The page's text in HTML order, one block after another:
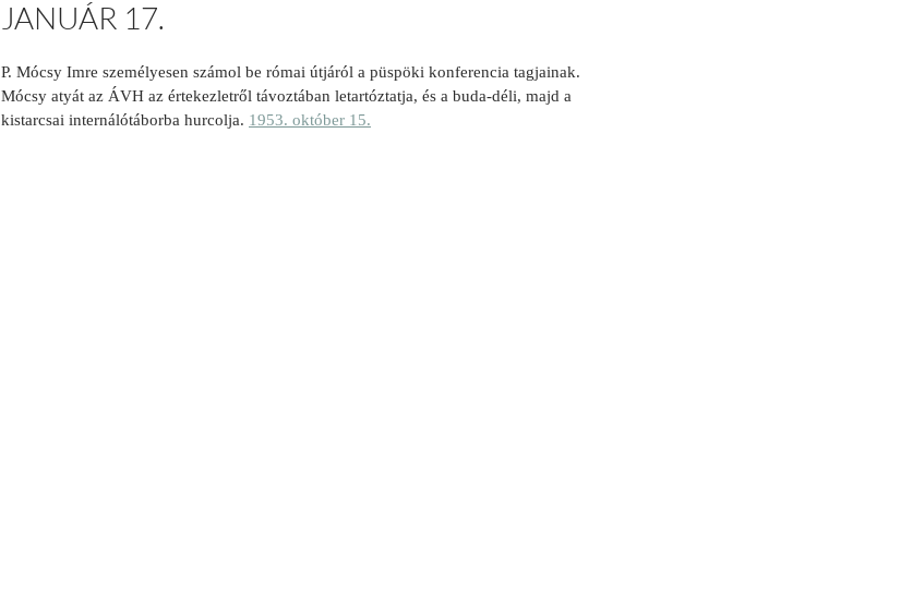
JANUÁR 17.
P. Mócsy Imre személyesen számol be római útjáról a püspöki konferencia tagjainak.
Mócsy atyát az ÁVH az értekezletről távoztában letartóztatja, és a buda-déli, majd a
kistarcsai internálótáborba hurcolja. 1953. október 15.